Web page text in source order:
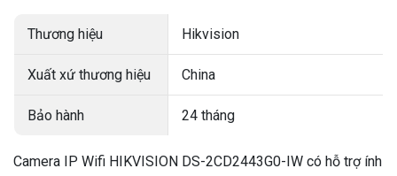
Thương hiệu Hikvision
Xuất xứ thương hiệu China
Bảo hành 24 tháng
Camera IP Wifi HIKVISION DS-2CD2443G0-IW có hỗ trợ ính